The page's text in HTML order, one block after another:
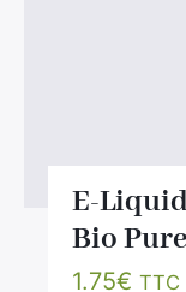
E-
Bio
1.75€ TTC